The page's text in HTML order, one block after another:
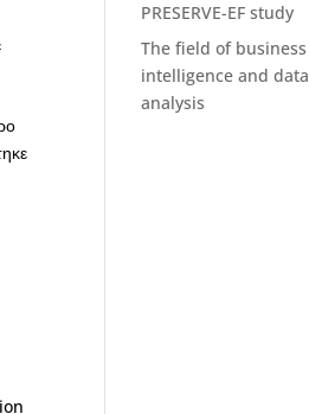
PRESERVE-EF study
The field of business
intelligence and data
analysis